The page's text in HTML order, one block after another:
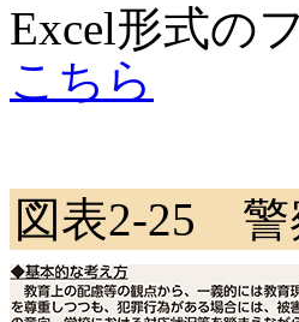
Excel形式の
こちら
図表2-25 警